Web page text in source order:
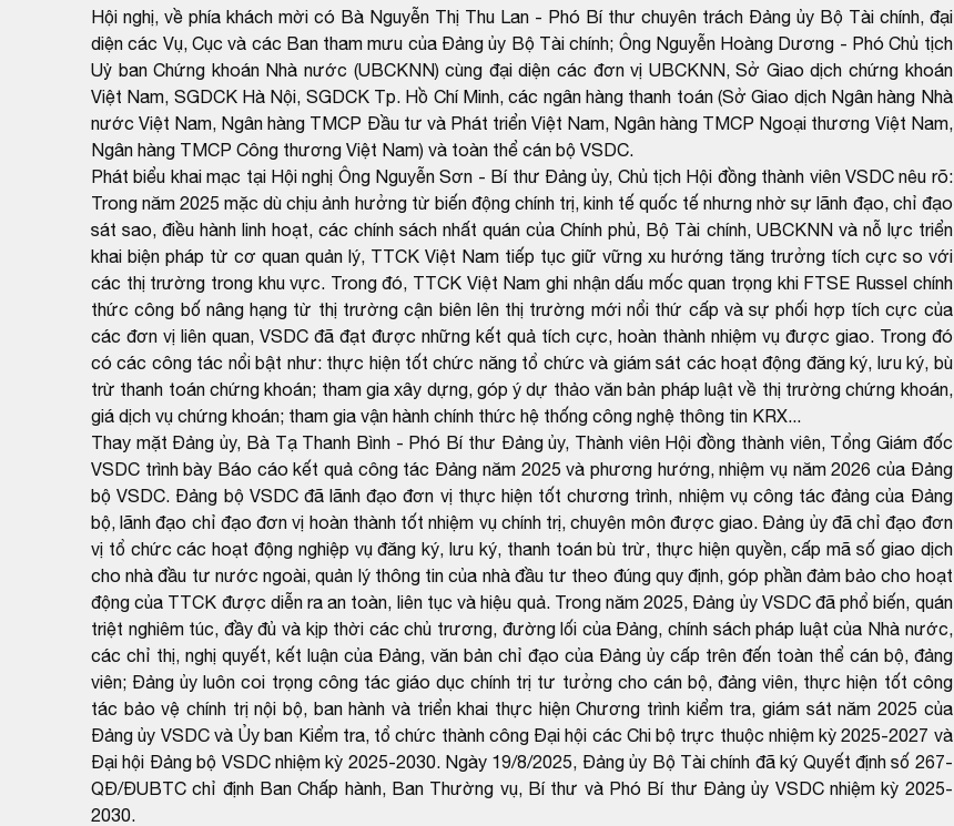
Hội nghị, về phía khách mời có Bà Nguyễn Thị Thu Lan - Phó Bí thư chuyên trách Đảng ủy Bộ Tài chính, đại
diện các Vụ, Cục và các Ban tham mưu của Đảng ủy Bộ Tài chính; Ông Nguyễn Hoàng Dương - Phó Chủ tịch
Uỷ ban Chứng khoán Nhà nước (UBCKNN) cùng đại diện các đơn vị UBCKNN, Sở Giao dịch chứng khoán
Việt Nam, SGDCK Hà Nội, SGDCK Tp. Hồ Chí Minh, các ngân hàng thanh toán (Sở Giao dịch Ngân hàng Nhà
nước Việt Nam, Ngân hàng TMCP Đầu tư và Phát triển Việt Nam, Ngân hàng TMCP Ngoại thương Việt Nam,
Ngân hàng TMCP Công thương Việt Nam) và toàn thể cán bộ VSDC.
Phát biểu khai mạc tại Hội nghị Ông Nguyễn Sơn - Bí thư Đảng ủy, Chủ tịch Hội đồng thành viên VSDC nêu rõ:
Trong năm 2025 mặc dù chịu ảnh hưởng từ biến động chính trị, kinh tế quốc tế nhưng nhờ sự lãnh đạo, chỉ đạo
sát sao, điều hành linh hoạt, các chính sách nhất quán của Chính phủ, Bộ Tài chính, UBCKNN và nỗ lực triển
khai biện pháp từ cơ quan quản lý, TTCK Việt Nam tiếp tục giữ vững xu hướng tăng trưởng tích cực so với
các thị trường trong khu vực. Trong đó, TTCK Việt Nam ghi nhận dấu mốc quan trọng khi FTSE Russel chính
thức công bố nâng hạng từ thị trường cận biên lên thị trường mới nổi thứ cấp và sự phối hợp tích cực của
các đơn vị liên quan, VSDC đã đạt được những kết quả tích cực, hoàn thành nhiệm vụ được giao. Trong đó
có các công tác nổi bật như: thực hiện tốt chức năng tổ chức và giám sát các hoạt động đăng ký, lưu ký, bù
trừ thanh toán chứng khoán; tham gia xây dựng, góp ý dự thảo văn bản pháp luật về thị trường chứng khoán,
giá dịch vụ chứng khoán; tham gia vận hành chính thức hệ thống công nghệ thông tin KRX...
Thay mặt Đảng ủy, Bà Tạ Thanh Bình - Phó Bí thư Đảng ủy, Thành viên Hội đồng thành viên, Tổng Giám đốc
VSDC trình bày Báo cáo kết quả công tác Đảng năm 2025 và phương hướng, nhiệm vụ năm 2026 của Đảng
bộ VSDC. Đảng bộ VSDC đã lãnh đạo đơn vị thực hiện tốt chương trình, nhiệm vụ công tác đảng của Đảng
bộ, lãnh đạo chỉ đạo đơn vị hoàn thành tốt nhiệm vụ chính trị, chuyên môn được giao. Đảng ủy đã chỉ đạo đơn
vị tổ chức các hoạt động nghiệp vụ đăng ký, lưu ký, thanh toán bù trừ, thực hiện quyền, cấp mã số giao dịch
cho nhà đầu tư nước ngoài, quản lý thông tin của nhà đầu tư theo đúng quy định, góp phần đảm bảo cho hoạt
động của TTCK được diễn ra an toàn, liên tục và hiệu quả. Trong năm 2025, Đảng ủy VSDC đã phổ biến, quán
triệt nghiêm túc, đầy đủ và kịp thời các chủ trương, đường lối của Đảng, chính sách pháp luật của Nhà nước,
các chỉ thị, nghị quyết, kết luận của Đảng, văn bản chỉ đạo của Đảng ủy cấp trên đến toàn thể cán bộ, đảng
viên; Đảng ủy luôn coi trọng công tác giáo dục chính trị tư tưởng cho cán bộ, đảng viên, thực hiện tốt công
tác bảo vệ chính trị nội bộ, ban hành và triển khai thực hiện Chương trình kiểm tra, giám sát năm 2025 của
Đảng ủy VSDC và Ủy ban Kiểm tra, tổ chức thành công Đại hội các Chi bộ trực thuộc nhiệm kỳ 2025-2027 và
Đại hội Đảng bộ VSDC nhiệm kỳ 2025-2030. Ngày 19/8/2025, Đảng ủy Bộ Tài chính đã ký Quyết định số 267-
QĐ/ĐUBTC chỉ định Ban Chấp hành, Ban Thường vụ, Bí thư và Phó Bí thư Đảng ủy VSDC nhiệm kỳ 2025-
2030.